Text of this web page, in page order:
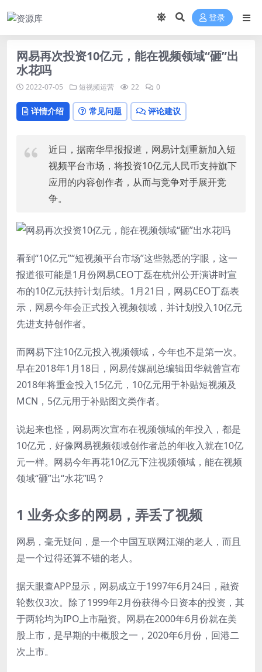
登录
网易再次投资10亿元，能在视频领域“砸”出
水花吗
2022-07-05 短视频运营 22 0
详情介绍 常见问题 评论建议
近日，据南华早报报道，网易计划重新加入短
视频平台市场，将投资10亿元人民币支持旗下
应用的内容创作者，从而与竞争对手展开竞
争。
看到“10亿元”“短视频平台市场”这些熟悉的字眼，这一
报道很可能是1月份网易CEO丁磊在杭州公开演讲时宣
布的10亿元扶持计划后续。1月21日，网易CEO丁磊表
示，网易今年会正式投入视频领域，并计划投入10亿元
先进支持创作者。
而网易下注10亿元投入视频领域，今年也不是第一次。
早在2018年1月18日，网易传媒副总编辑田华就曾宣布
2018年将重金投入15亿元，10亿元用于补贴短视频及
MCN，5亿元用于补贴图文类作者。
说起来也怪，网易两次宣布在视频领域的年投入，都是
10亿元，好像网易视频领域创作者总的年收入就在10亿
元一样。网易今年再花10亿元下注视频领域，能在视频
领域“砸”出“水花”吗？
1 业务众多的网易，弄丢了视频
网易，毫无疑问，是一个中国互联网江湖的老人，而且
是一个过得还算不错的老人。
据天眼查APP显示，网易成立于1997年6月24日，融资
轮数仅3次。除了1999年2月份获得今日资本的投资，其
于两轮均为IPO上市融资。网易在2000年6月份就在美
股上市，是早期的中概股之一，2020年6月份，回港二
次上市。